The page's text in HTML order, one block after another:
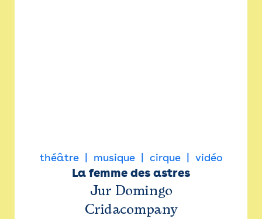
théâtre musique cirque vidéo
La femme des astres
Jur Domingo
Cridacompany